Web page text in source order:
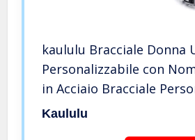
kaululu Bracciale Donna
Personalizzabile con
in Acciaio Bracciale
per Uomo Papa BFF
Kaululu